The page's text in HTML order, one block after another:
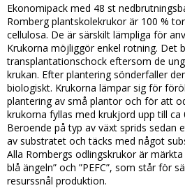
Ekonomipack med 48 st
Romberg plantskolekrukor är 100 %
cellulosa. De är särskilt lämpliga för
Krukorna möjliggör enkel rotning. Det
transplantationschock eftersom de
krukan. Efter plantering sönderfaller
biologiskt. Krukorna lämpar sig för
plantering av små plantor och för att
krukorna fyllas med krukjord upp till ca
Beroende på typ av växt sprids sedan
av substratet och täcks med något
Alla Rombergs odlingskrukor är
blå ängeln” och ”PEFC”, som står för
resurssnål produktion.